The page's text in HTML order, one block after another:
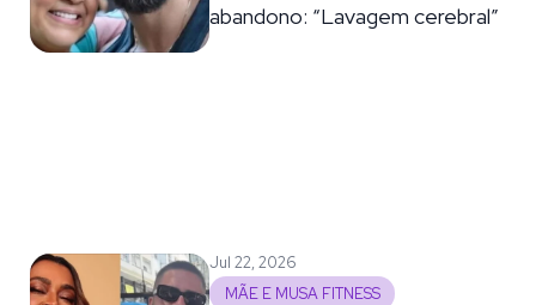
abandono: “Lavagem cerebral”
Jul 22, 2026
MÃE E MUSA FITNESS